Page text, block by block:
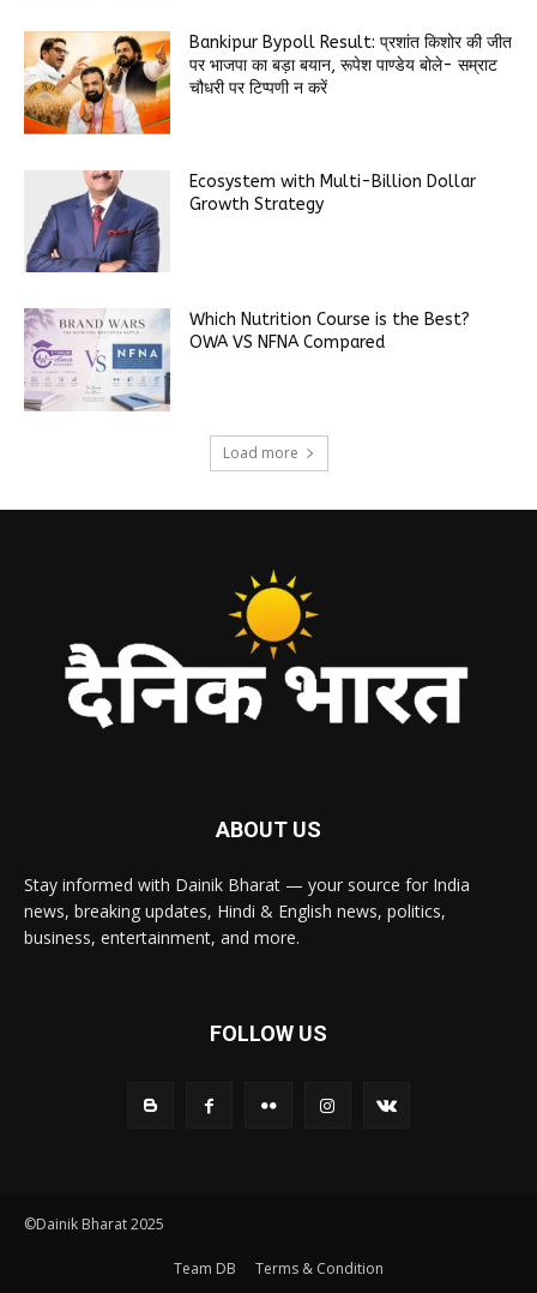
Bankipur Bypoll Result: प्रशांत किशोर की जीत
पर भाजपा का बड़ा बयान, रूपेश पाण्डेय बोले- सम्राट
चौधरी पर टिप्पणी न करें
Ecosystem with Multi-Billion Dollar
Growth Strategy
Which Nutrition Course is the Best?
OWA VS NFNA Compared
Load more
ABOUT US
Stay informed with Dainik Bharat — your source for India
news, breaking updates, Hindi & English news, politics,
business, entertainment, and more.
FOLLOW US
©Dainik Bharat 2025
Team DB Terms & Condition